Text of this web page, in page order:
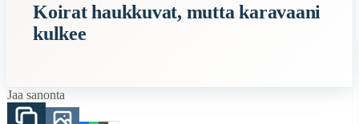
Description:Sanonta tarkoittaa, että vaikka ympärilläsi olisi
Semantic Themes
Eläimet
Parhaat
Koirat haukkuvat, mutta karavaani
kulkee
Jaa sanonta